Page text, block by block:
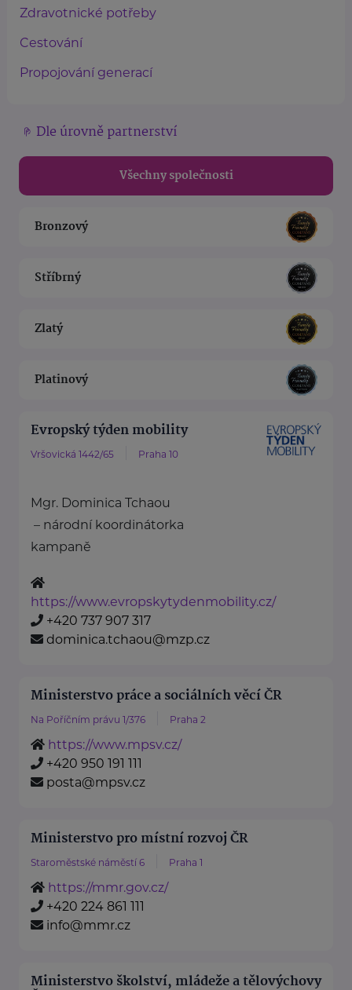
Zdravotnické potřeby
Cestování
Propojování generací
Dle úrovně partnerství
Všechny společnosti
Bronzový
Stříbrný
Zlatý
Platinový
Evropský týden mobility
Vršovická 1442/65 Praha 10
Mgr. Dominica Tchaou
– národní koordinátorka
kampaně
https://www.evropskytydenmobility.cz/
+420 737 907 317
dominica.tchaou@mzp.cz
Ministerstvo práce a sociálních věcí ČR
Na Poříčním právu 1/376 Praha 2
https://www.mpsv.cz/
+420 950 191 111
posta@mpsv.cz
Ministerstvo pro místní rozvoj ČR
Staroměstské náměstí 6 Praha 1
https://mmr.gov.cz/
+420 224 861 111
info@mmr.cz
Ministerstvo školství, mládeže a tělovýchovy